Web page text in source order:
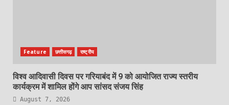
Feature छत्तीसगढ़ राष्ट्रीय
विश्व आदिवासी दिवस पर गरियाबंद में 9 को आयोजित राज्य स्तरीय
कार्यक्रम में शामिल होंगे आप सांसद संजय सिंह
August 7, 2026